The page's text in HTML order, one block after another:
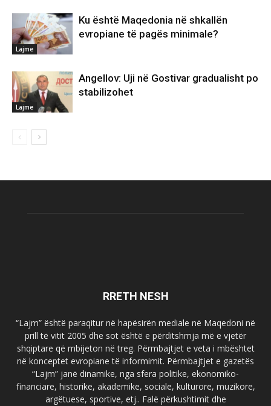
Lajme
Ku është Maqedonia në shkallën
evropiane të pagës minimale?
Lajme
Angellov: Uji në Gostivar gradualisht po
stabilizohet
RRETH NESH
“Lajm” është paraqitur në hapësirën mediale në Maqedoni në
prill të vitit 2005 dhe sot është e përditshmja më e vjetër
shqiptare që mbijeton në treg. Përmbajtjet e veta i mbështet
në konceptet evropiane të informimit. Përmbajtjet e gazetës
“Lajm” janë dinamike, nga sfera politike, ekonomiko-
financiare, historike, akademike, sociale, kulturore, muzikore,
argëtuese, sportive, etj.. Falë përkushtimit dhe